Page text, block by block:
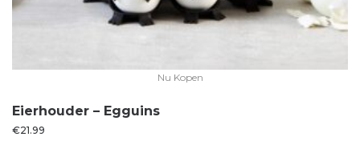
Nu Kopen
Eierhouder – Egguins
€21.99